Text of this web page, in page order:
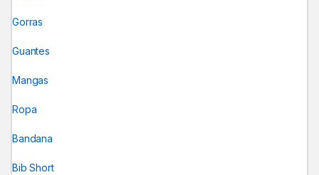
Gorras
Guantes
Mangas
Ropa
Bandana
Bib Short